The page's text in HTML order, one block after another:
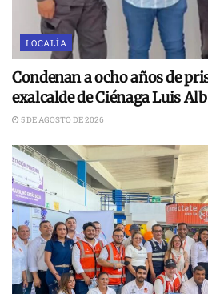
LOCALÍA
Condenan a ocho años de
exalcalde de Ciénaga Luis
5 DE AGOSTO DE 2026